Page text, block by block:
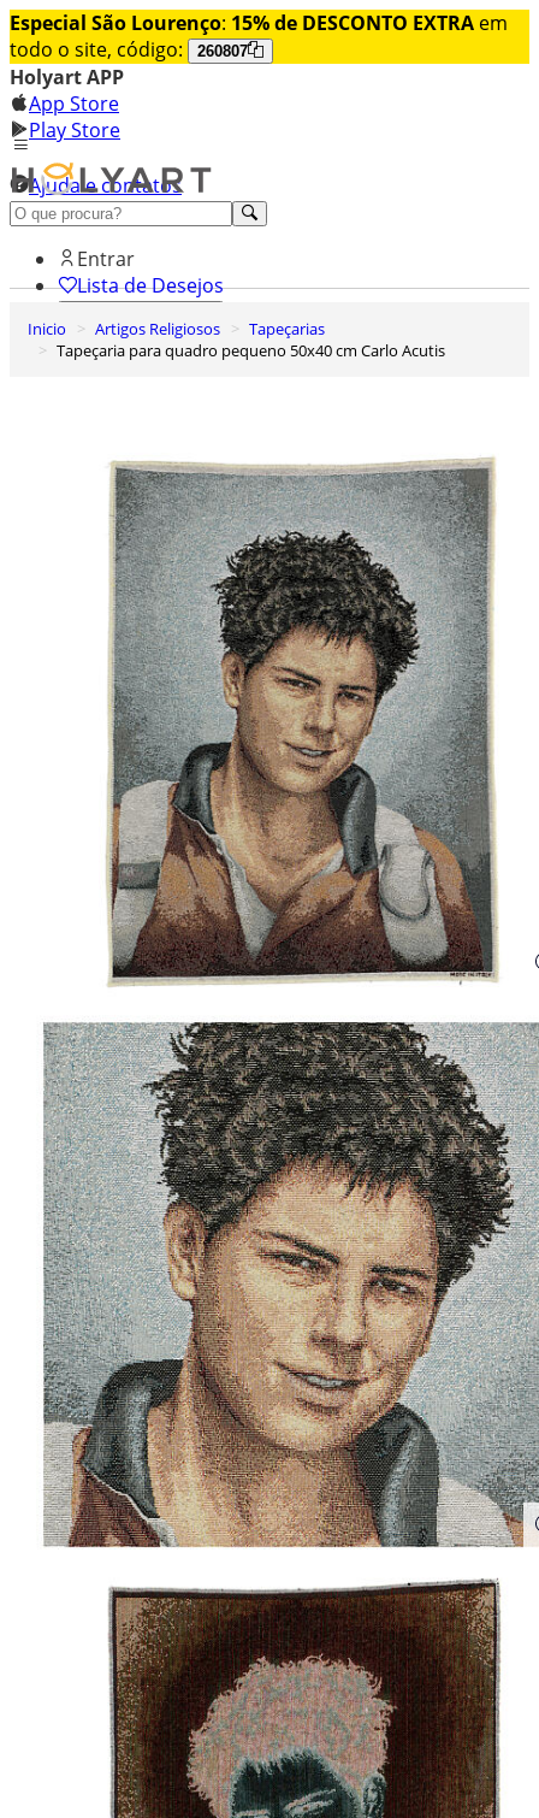
Especial São Lourenço: 15% de DESCONTO EXTRA em
todo o site, código:
260807
Holyart APP
App Store
Play Store
Ajuda e contatos
Conheça premium
Entrar
Lista de Desejos
0
Carrinho de Compras
Inicio Artigos Religiosos
Tapeçarias
Tapeçaria para quadro pequeno 50x40 cm Carlo Acutis